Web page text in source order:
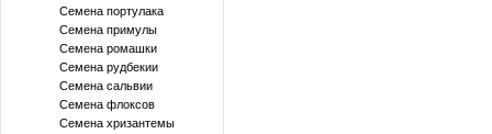
Семена портулака
Семена примулы
Семена ромашки
Семена рудбекии
Семена сальвии
Семена флоксов
Семена хризантемы